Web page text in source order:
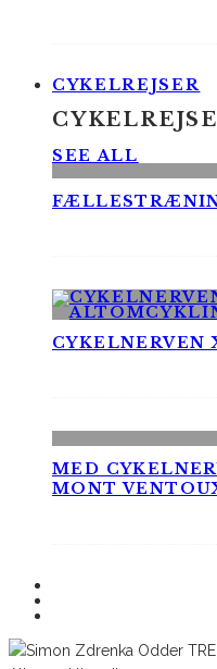
CYKELREJSER
SEE ALL
CYKELNERVEN
MED
MONT